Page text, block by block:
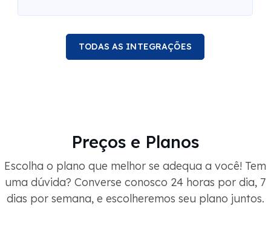
TODAS AS INTEGRAÇÕES
Preços e Planos
Escolha o plano que melhor se adequa a você! Tem
uma dúvida? Converse conosco 24 horas por dia, 7
dias por semana, e escolheremos seu plano juntos.